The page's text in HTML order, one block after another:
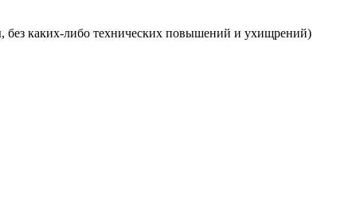
, без каких-либо технических повышений и ухищрений)